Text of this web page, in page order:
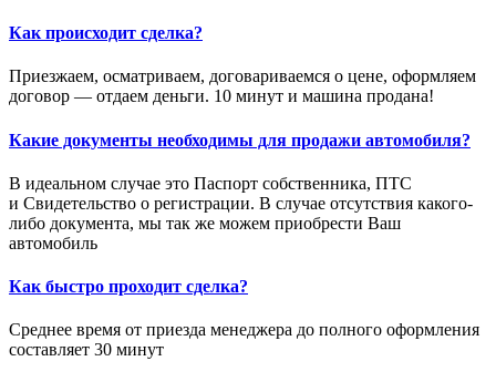
Как происходит сделка?
Приезжаем, осматриваем, договариваемся о цене, оформляем
договор — отдаем деньги. 10 минут и машина продана!
Какие документы необходимы для продажи автомобиля?
В идеальном случае это Паспорт собственника, ПТС
и Свидетельство о регистрации. В случае отсутствия какого-
либо документа, мы так же можем приобрести Ваш
автомобиль
Как быстро проходит сделка?
Среднее время от приезда менеджера до полного оформления
составляет 30 минут